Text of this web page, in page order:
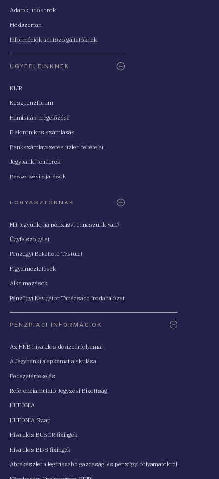
Adatok, idősorok
Módszertan
Információk adatszolgáltatóknak
ÜGYFELEINKNEK
KLIR
Készpénzfórum
Hamisítás megelőzése
Elektronikus számlázás
Bankszámlavezetés üzleti feltételei
Jegybanki tenderek
Beszerzési eljárások
FOGYASZTÓKNAK
Mit tegyünk, ha pénzügyi panaszunk van?
Ügyfélszolgálat
Pénzügyi Békéltető Testület
Figyelmeztetések
Alkalmazások
Pénzügyi Navigátor Tanácsadó Irodahálózat
PÉNZPIACI INFORMÁCIÓK
Az MNB hivatalos devizaárfolyamai
A Jegybanki alapkamat alakulása
Fedezetértékelés
Referenciamutató Jegyzési Bizottság
HUFONIA
HUFONIA Swap
Hivatalos BUBOR fixingek
Hivatalos BIRS fixingek
Ábrakészlet a legfrissebb gazdasági és pénzügyi folyamatokról